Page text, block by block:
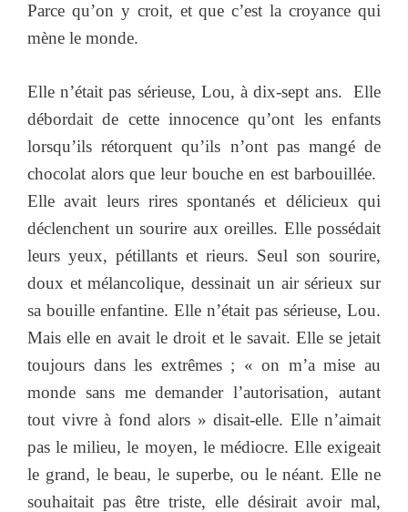
Parce qu’on y croit, et que c’est la croyance qui
mène le monde.
Elle n’était pas sérieuse, Lou, à dix-sept ans. Elle
débordait de cette innocence qu’ont les enfants
lorsqu’ils rétorquent qu’ils n’ont pas mangé de
chocolat alors que leur bouche en est barbouillée.
Elle avait leurs rires spontanés et délicieux qui
déclenchent un sourire aux oreilles. Elle possédait
leurs yeux, pétillants et rieurs. Seul son sourire,
doux et mélancolique, dessinait un air sérieux sur
sa bouille enfantine. Elle n’était pas sérieuse, Lou.
Mais elle en avait le droit et le savait. Elle se jetait
toujours dans les extrêmes ; « on m’a mise au
monde sans me demander l’autorisation, autant
tout vivre à fond alors » disait-elle. Elle n’aimait
pas le milieu, le moyen, le médiocre. Elle exigeait
le grand, le beau, le superbe, ou le néant. Elle ne
souhaitait pas être triste, elle désirait avoir mal,